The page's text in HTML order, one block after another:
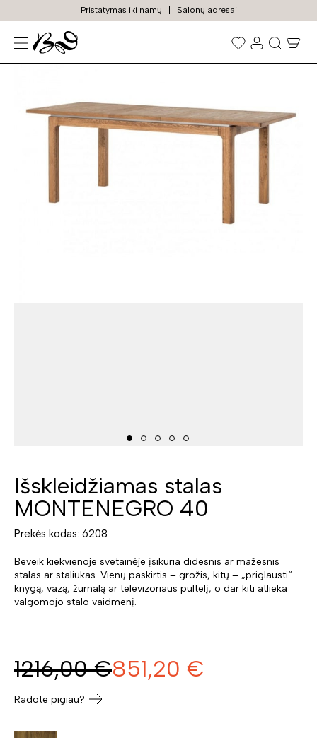
Pristatymas iki namų Salonų adresai
Prekių
paieška
N
Išskleidžiamas stalas
MONTENEGRO 40
Prekės kodas: 6208
Beveik kiekvienoje svetainėje įsikuria didesnis ar mažesnis
stalas ar staliukas. Vienų paskirtis – grožis, kitų – „priglausti“
knygą, vazą, žurnalą ar televizoriaus pultelį, o dar kiti atlieka
valgomojo stalo vaidmenį.
1216,00 €851,20 €
Radote pigiau?